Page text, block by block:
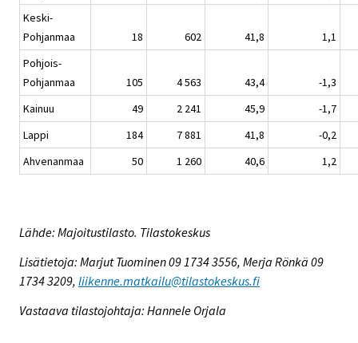
Keski-
Pohjanmaa
18 602 41,8
1,1
Pohjois-
Pohjanmaa
105 4 563 43,4
-1,3
Kainuu
49 2 241 45,9
-1,7
Lappi
184 7 881 41,8
-0,2
Ahvenanmaa
50 1 260 40,6 1,2
Lähde: Majoitustilasto. Tilastokeskus
Lisätietoja: Marjut Tuominen 09 1734 3556, Merja Rönkä 09
1734 3209, liikenne.matkailu@tilastokeskus.fi
Vastaava tilastojohtaja: Hannele Orjala